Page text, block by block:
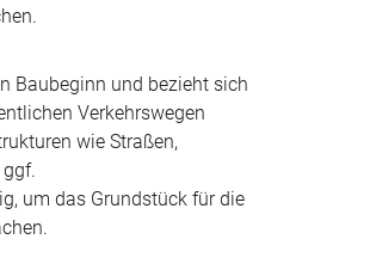
Baubeginn und bezieht sich
Verkehrswegen
wie Straßen,
um das Grundstück für die